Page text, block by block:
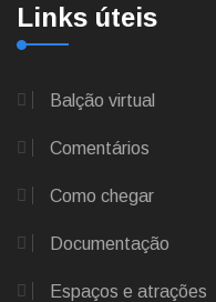
Links úteis
Balção virtual
Comentários
Como chegar
Documentação
Espaços e atrações